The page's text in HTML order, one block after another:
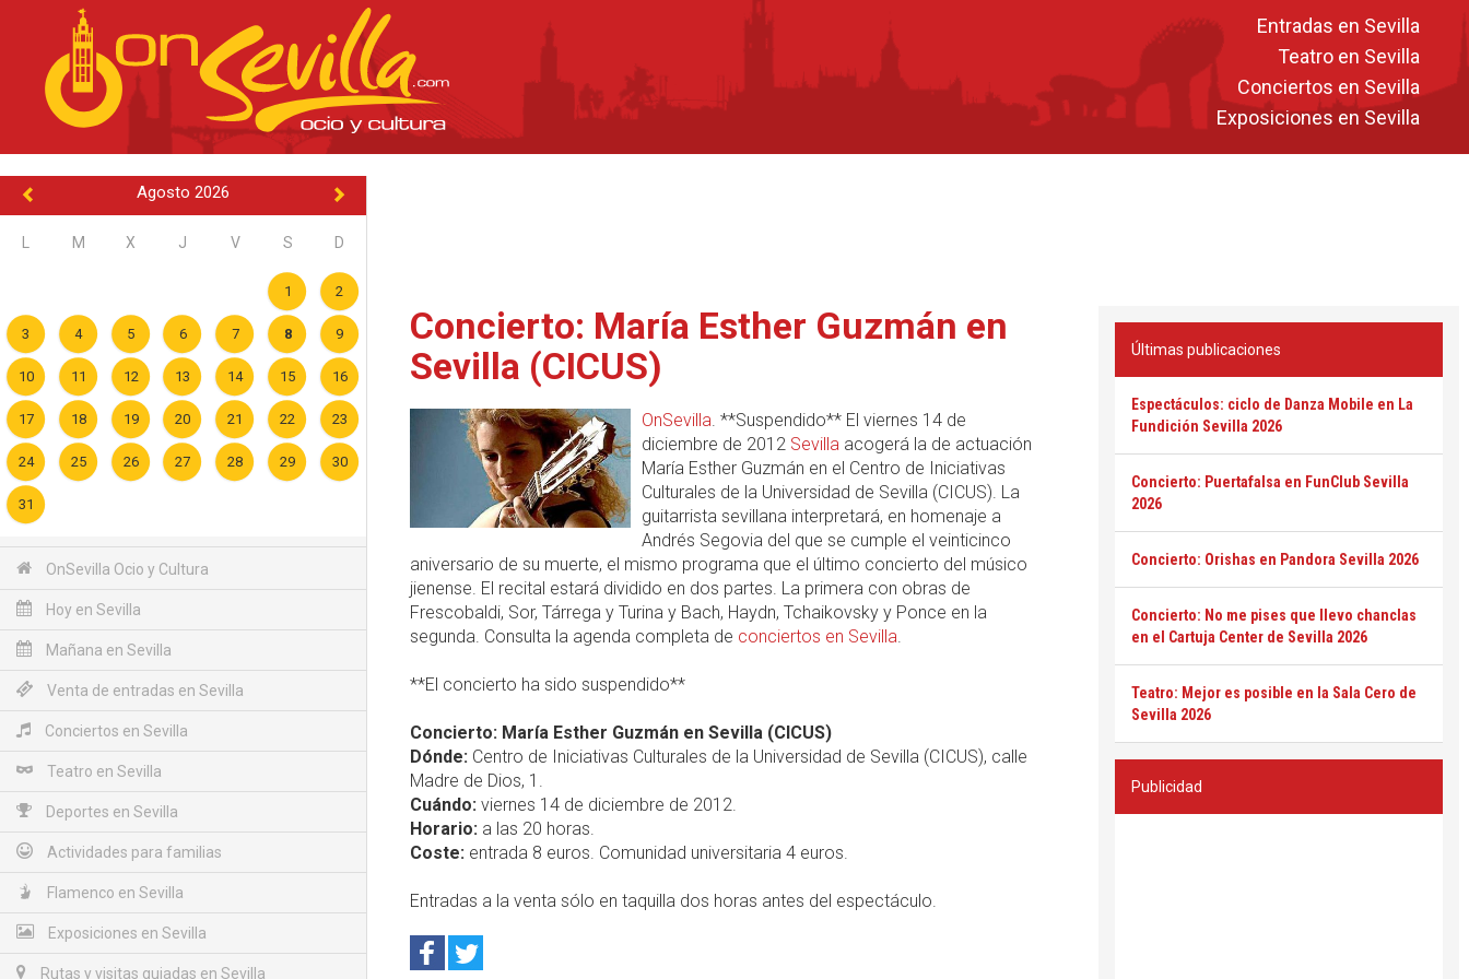
Entradas en Sevilla
Teatro en Sevilla
Conciertos en Sevilla
Exposiciones en Sevilla
Agosto 2026
M X J V S D
1 2
3 4 5 6 7 8 9
10 11 12 13 14 15 16
17 18 19 20 21 22 23
24 25 26 27 28 29 30
31
OnSevilla Ocio y Cultura
Hoy en Sevilla
Mañana en Sevilla
Venta de entradas en Sevilla
Conciertos en Sevilla
Teatro en Sevilla
Deportes en Sevilla
Actividades para familias
Flamenco en Sevilla
Exposiciones en Sevilla
Rutas y visitas guiadas en Sevilla
Concierto: María Esther Guzmán en
Sevilla (CICUS)
OnSevilla. **Suspendido** El viernes 14 de
diciembre de 2012 Sevillaacogerá la de actuación
María Esther Guzmán en el Centro de Iniciativas
Culturales de la Universidad de Sevilla (CICUS). La
guitarrista sevillana interpretará, en homenaje a
Andrés Segovia del que se cumple el veinticinco
aniversario de su muerte, el mismo programa que el último concierto del músico
jienense. El recital estará dividido en dos partes. La primera con obras de
Frescobaldi, Sor, Tárrega y Turina y Bach, Haydn, Tchaikovsky y Ponce en la
segunda. Consulta la agenda completa de conciertos en Sevilla.
**El concierto ha sido suspendido**
Concierto: María Esther Guzmán en Sevilla (CICUS)
Dónde: Centro de Iniciativas Culturales de la Universidad de Sevilla (CICUS), calle
Madre de Dios, 1.
Cuándo: viernes 14 de diciembre de 2012.
Horario: a las 20 horas.
Coste: entrada 8 euros. Comunidad universitaria 4 euros.
Entradas a la venta sólo en taquilla dos horas antes del espectáculo.
Últimas publicaciones
Espectáculos: ciclo de Danza Mobile en La
Fundición Sevilla 2026
Concierto: Puertafalsa en FunClub Sevilla
2026
Concierto: Orishas en Pandora Sevilla 2026
Concierto: No me pises que llevo chanclas
en el Cartuja Center de Sevilla 2026
Teatro: Mejor es posible en la Sala Cero de
Sevilla 2026
Publicidad